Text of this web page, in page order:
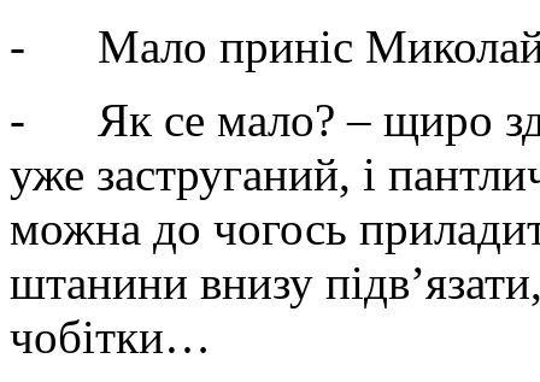
- Мало приніс Миколай,
- Як се мало? – щиро
уже заструганий, і
можна до чогось
штанини внизу
чобітки…